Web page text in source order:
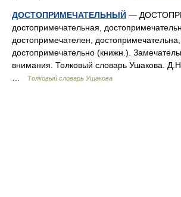
ДОСТОПРИМЕЧАТЕЛЬНЫЙ —
достопримечательная,
достопримечателен, достопримечательна,
достопримечательно (книжн.).
внимания. Толковый словарь Ушакова.
Толковый словарь Ушакова